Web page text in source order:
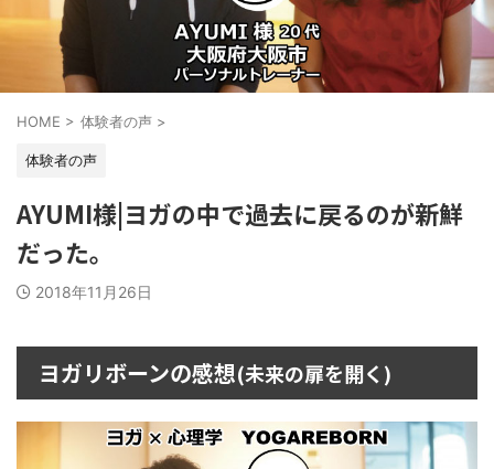
HOME > 体験者の声 >
体験者の声
AYUMI様|ヨガの中で過去に戻るのが新鮮
だった。
2018年11月26日
ヨガリボーンの感想(未来の扉を開く)